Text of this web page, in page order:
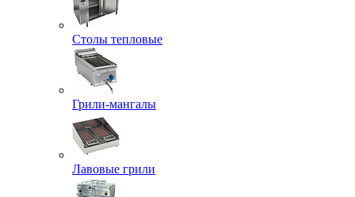
Столы тепловые
Грили-мангалы
Лавовые грили